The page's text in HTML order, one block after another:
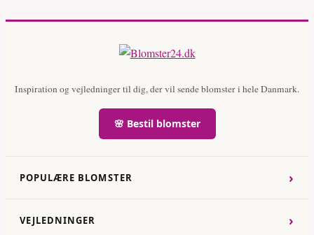
Inspiration og vejledninger til dig, der vil sende blomster i hele Danmark.
🌸 Bestil blomster
POPULÆRE BLOMSTER ›
VEJLEDNINGER ›